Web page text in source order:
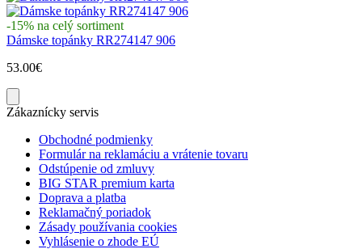
-15% na celý sortiment
Dámske topánky RR274147 906
53.00€
Zákaznícky servis
Obchodné podmienky
Formulár na reklamáciu a vrátenie tovaru
Odstúpenie od zmluvy
BIG STAR premium karta
Doprava a platba
Reklamačný poriadok
Zásady používania cookies
Vyhlásenie o zhode EÚ